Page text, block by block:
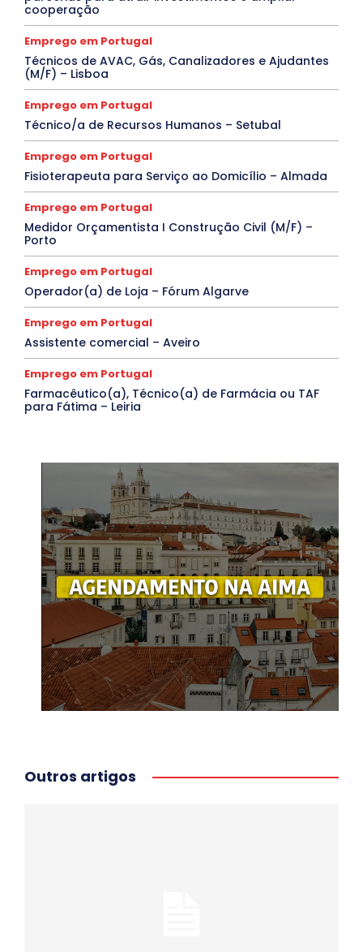
cooperação
Emprego em Portugal
Técnicos de AVAC, Gás, Canalizadores e Ajudantes
(M/F) – Lisboa
Emprego em Portugal
Técnico/a de Recursos Humanos – Setubal
Emprego em Portugal
Fisioterapeuta para Serviço ao Domicílio – Almada
Emprego em Portugal
Medidor Orçamentista I Construção Civil (M/F) –
Porto
Emprego em Portugal
Operador(a) de Loja – Fórum Algarve
Emprego em Portugal
Assistente comercial – Aveiro
Emprego em Portugal
Farmacêutico(a), Técnico(a) de Farmácia ou TAF
para Fátima – Leiria
Outros artigos